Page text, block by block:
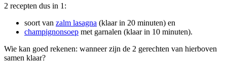
2 recepten dus in 1:
soort van zalm lasagna (klaar in 20 minuten) en
champignonsoep met garnalen (klaar in 10 minuten).
Wie kan goed rekenen: wanneer zijn de 2 gerechten van hierboven
samen klaar?